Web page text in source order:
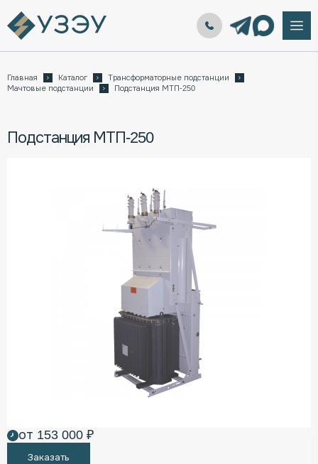
Главная Каталог
Трансформаторные подстанции
Мачтовые подстанции
Подстанция МТП-250
Подстанция МТП-250
от 153 000 ₽
Заказать